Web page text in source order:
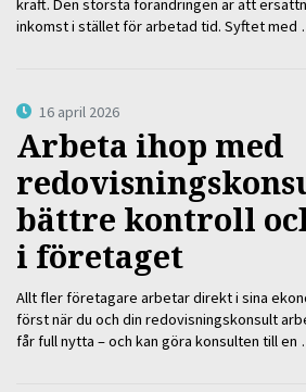
kraft. Den största förändringen är att
inkomst i stället för arbetad tid. Syftet med
16 april 2026
Arbeta ihop med
bättre kontroll
i företaget
Allt fler företagare arbetar direkt i sina
först när du och din redovisningskonsult
får full nytta – och kan göra konsulten till en